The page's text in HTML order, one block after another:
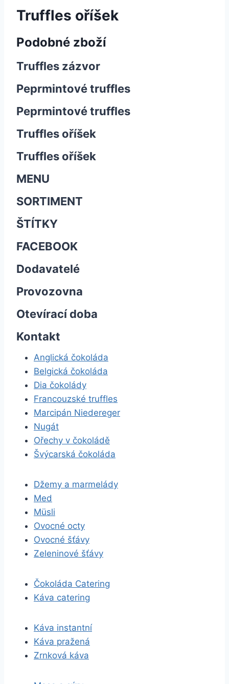
Truffles oříšek
Podobné zboží
Truffles zázvor
Peprmintové truffles
Peprmintové truffles
Truffles oříšek
Truffles oříšek
MENU
SORTIMENT
ŠTÍTKY
FACEBOOK
Dodavatelé
Provozovna
Otevírací doba
Kontakt
Anglická čokoláda
Belgická čokoláda
Dia čokolády
Francouzské truffles
Marcipán Niedereger
Nugát
Ořechy v čokoládě
Švýcarská čokoláda
Džemy a marmelády
Med
Müsli
Ovocné octy
Ovocné šťávy
Zeleninové šťávy
Čokoláda Catering
Káva catering
Káva instantní
Káva pražená
Zrnková káva